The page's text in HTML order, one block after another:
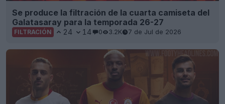
Se produce la filtración de la cuarta camiseta del
Galatasaray para la temporada 26-27
FILTRACIÓN 24 14 0 3.2K 7 de Jul de 2026